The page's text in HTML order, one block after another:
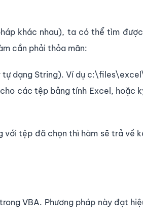
khác nhau), ta có thể tìm
cần phải thỏa mãn:
tự dạng String). Ví dụ
các tệp bảng tính Excel, hoặc
với tệp đã chọn thì hàm sẽ trả về
VBA. Phương pháp này đạt